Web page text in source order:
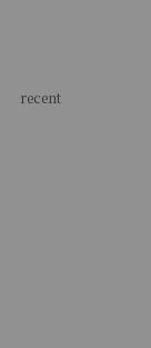
recent